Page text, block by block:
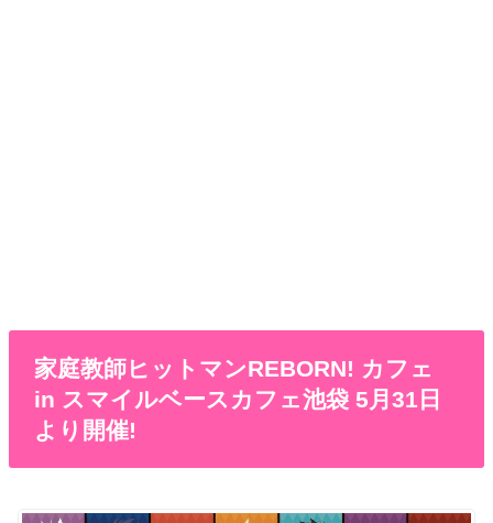
家庭教師ヒットマンREBORN! カフェ
in スマイルベースカフェ池袋 5月31日
より開催!